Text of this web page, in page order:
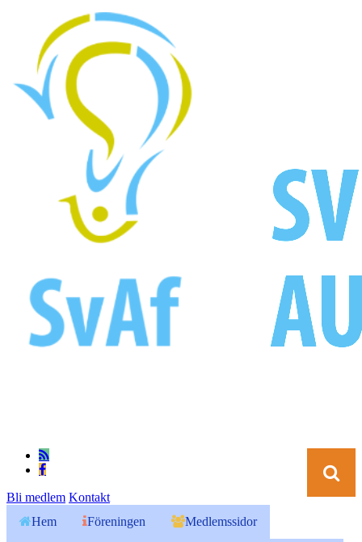
Bli medlem Kontakt
Hem
Föreningen Medlemssidor